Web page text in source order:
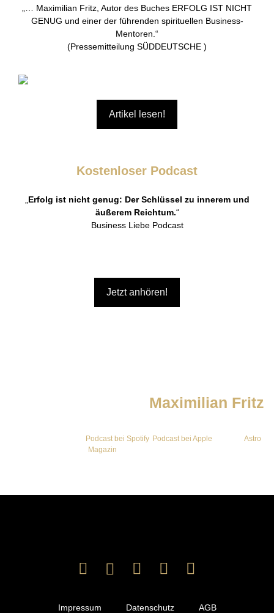
„… Maximilian Fritz, Autor des Buches ERFOLG IST NICHT
GENUG und einer der führenden spirituellen Business-
Mentoren.“
(Pressemitteilung SÜDDEUTSCHE )
Artikel lesen!
Kostenloser Podcast
Erfolg ist nicht genug: Der Schlüssel zu innerem und
äußerem Reichtum.“
Business Liebe Podcast
Jetzt anhören!
Maximilian Fritz
Podcast bei Spotify, Podcast bei Apple
Astro
Magazin
Impressum Datenschutz AGB